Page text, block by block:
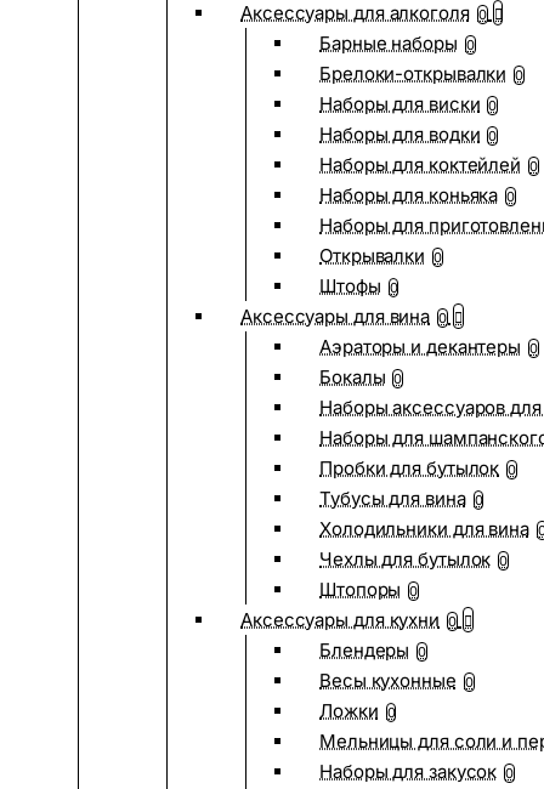
Аксессуары для алкоголя 0
Барные наборы 0
Брелоки-открывалки 0
Наборы для виски 0
Наборы для водки 0
Наборы для коктейлей 0
Наборы для коньяка 0
Наборы для
Открывалки 0
Штофы 0
Аксессуары для вина 0
Аэраторы и декантеры 0
Бокалы 0
Наборы аксессуаров
Наборы для
Пробки для бутылок 0
Тубусы для вина 0
Холодильники для вина
Чехлы для бутылок 0
Штопоры 0
Аксессуары для кухни 0
Блендеры 0
Весы кухонные 0
Ложки 0
Мельницы для соли и
Наборы для закусок 0